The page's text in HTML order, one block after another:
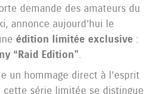
demande des amateurs du
annonce aujourd’hui le
édition limitée exclusive :
“Raid Edition”.
un hommage direct à l’esprit
cette série limitée se distingue